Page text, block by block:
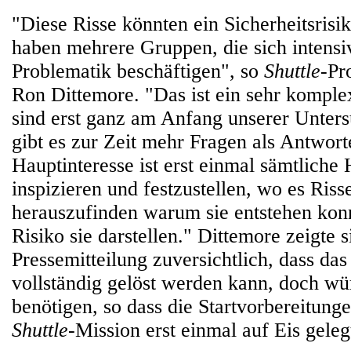
"Diese Risse könnten ein
haben mehrere Gruppen, die sich
Problematik beschäftigen", so Shuttle-
Ron Dittemore. "Das ist ein sehr
sind erst ganz am Anfang unserer
gibt es zur Zeit mehr Fragen als
Hauptinteresse ist erst einmal sämtliche
inspizieren und festzustellen, wo es
herauszufinden warum sie entstehen
Risiko sie darstellen." Dittemore zeigte
Pressemitteilung zuversichtlich, dass
vollständig gelöst werden kann, doch
benötigen, so dass die
Shuttle-Mission erst einmal auf Eis